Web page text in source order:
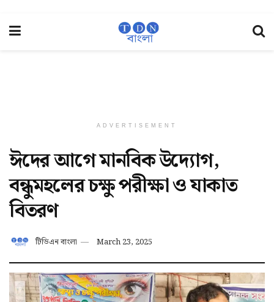
ADVERTISEMENT
ঈদের আগে মানবিক উদ্যোগ,
বন্ধুমহলের চক্ষু পরীক্ষা ও যাকাত
বিতরণ
টিডিএন বাংলা March 23, 2025